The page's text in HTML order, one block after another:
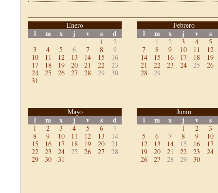
Enero
l m x j v s d
1
2
3
4 5 6 7 8
9
10
11 12 13 14 15
16
17
18 19 20 21 22
23
24
25 26 27 28 29
30
31
Febrero
l m x j v s
1 2 3 4
5
7
8 9 10 11
12
14
15 16 17 18
19
21
22 23 24 25
26
28
29
Mayo
l m x j v s d
1 2 3 4 5 6
7
8
9 10 11 12 13
14
15
16 17 18 19 20
21
22
23 24 25 26 27
28
29
30 31
Junio
l m x j v s
1 2
3
5
6 7 8 9
10
12
13 14 15 16
17
19
20 21 22 23
24
26
27 28 29 30